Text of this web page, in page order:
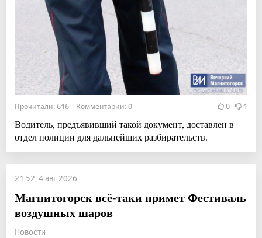
Прочитали: 616 Комментарии: 0 0 1
Водитель, предъявивший такой документ, доставлен в
отдел полиции для дальнейших разбирательств.
21:52, 4 авг 2026
Магнитогорск всё-таки примет Фестиваль
воздушных шаров
Новости